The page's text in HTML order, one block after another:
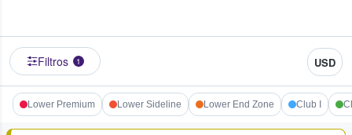
Filtros 1 USD
Lower Premium Lower Sideline Lower End Zone Club I